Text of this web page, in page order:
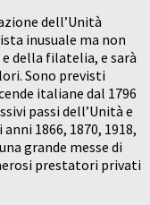
dell’Unità
inusuale ma non
della filatelia, e sarà
Sono previsti
italiane dal 1796
passi dell’Unità e
1866, 1870, 1918,
grande messe di
prestatori privati